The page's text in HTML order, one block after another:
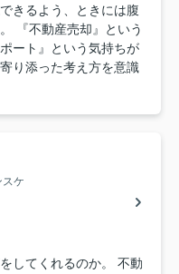
きるよう、ときには腹
『不動産売却』という
ート』という気持ちが
り添った考え方を意識
スケ
してくれるのか。 不動